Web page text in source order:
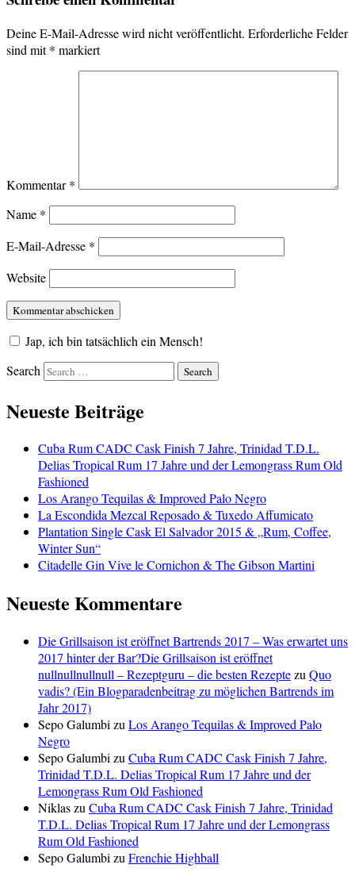
Deine E-Mail-Adresse wird nicht veröffentlicht. Erforderliche Felder
sind mit* markiert
Kommentar*
Name *
E-Mail-Adresse *
Website
Jap, ich bin tatsächlich ein Mensch!
Search
Neueste Beiträge
Cuba Rum CADC Cask Finish 7 Jahre, Trinidad T.D.L.
Delias Tropical Rum 17 Jahre und der Lemongrass Rum Old
Fashioned
Los Arango Tequilas & Improved Palo Negro
La Escondida Mezcal Reposado & Tuxedo Affumicato
Plantation Single Cask El Salvador 2015 & „Rum, Coffee,
Winter Sun“
Citadelle Gin Vive le Cornichon & The Gibson Martini
Neueste Kommentare
Die Grillsaison ist eröffnet Bartrends 2017 – Was erwartet uns
2017 hinter der Bar?Die Grillsaison ist eröffnet
nullnullnullnull – Rezeptguru – die besten RezeptezuQuo
vadis? (Ein Blogparadenbeitrag zu möglichen Bartrends im
Jahr 2017)
Sepo GalumbizuLos Arango Tequilas & Improved Palo
Negro
Sepo GalumbizuCuba Rum CADC Cask Finish 7 Jahre,
Trinidad T.D.L. Delias Tropical Rum 17 Jahre und der
Lemongrass Rum Old Fashioned
NiklaszuCuba Rum CADC Cask Finish 7 Jahre, Trinidad
T.D.L. Delias Tropical Rum 17 Jahre und der Lemongrass
Rum Old Fashioned
Sepo GalumbizuFrenchie Highball